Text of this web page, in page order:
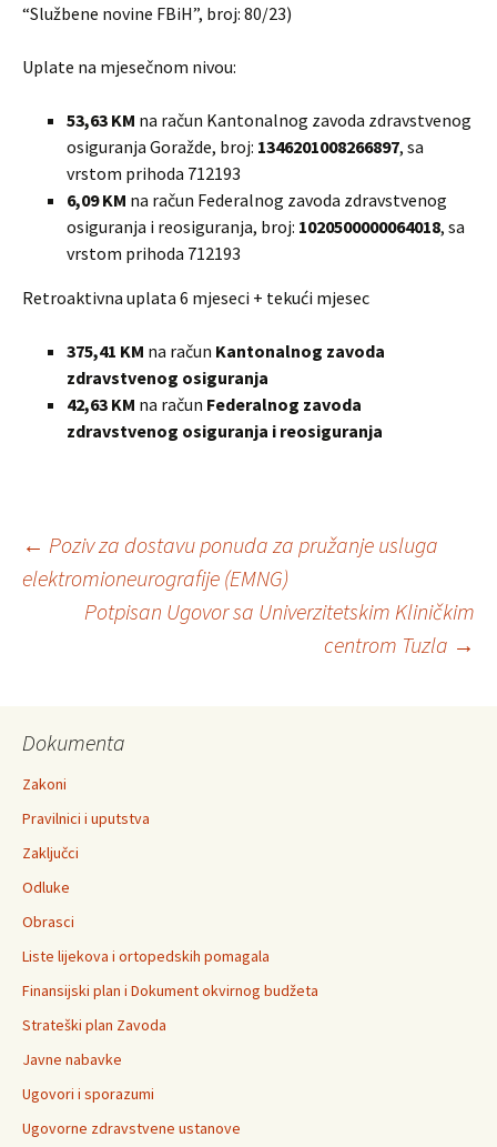
“Službene novine FBiH”, broj: 80/23)
Uplate na mjesečnom nivou:
53,63 KM na račun Kantonalnog zavoda zdravstvenog
osiguranja Goražde, broj: 1346201008266897, sa
vrstom prihoda 712193
6,09 KM na račun Federalnog zavoda zdravstvenog
osiguranja i reosiguranja, broj: 1020500000064018, sa
vrstom prihoda 712193
Retroaktivna uplata 6 mjeseci + tekući mjesec
375,41 KM na račun Kantonalnog zavoda
zdravstvenog osiguranja
42,63 KM na račun Federalnog zavoda
zdravstvenog osiguranja i reosiguranja
Post
navigation
← Poziv za dostavu ponuda za pružanje usluga
elektromioneurografije (EMNG)
Potpisan Ugovor sa Univerzitetskim Kliničkim
centrom Tuzla →
Dokumenta
Zakoni
Pravilnici i uputstva
Zaključci
Odluke
Obrasci
Liste lijekova i ortopedskih pomagala
Finansijski plan i Dokument okvirnog budžeta
Strateški plan Zavoda
Javne nabavke
Ugovori i sporazumi
Ugovorne zdravstvene ustanove